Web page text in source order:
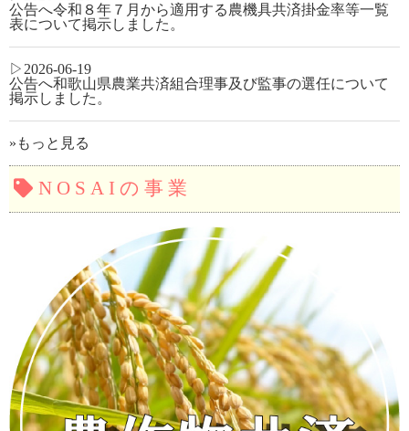
公告へ令和８年７月から適用する農機具共済掛金率等一覧
表について掲示しました。
2026-06-19
公告へ和歌山県農業共済組合理事及び監事の選任について
掲示しました。
»もっと見る
NOSAIの事業